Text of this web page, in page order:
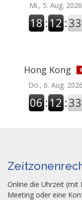
Mi., 5. Aug. 2026
18 :12 :33
Hong Kong
Do., 6. Aug. 2026
06 :12 :33
Online die Uhrzeit
Meeting oder eine